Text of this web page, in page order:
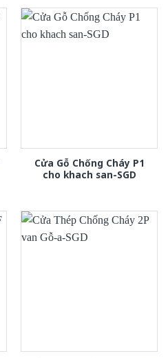
Cửa Gỗ Chống Cháy P1
cho khach san-SGD